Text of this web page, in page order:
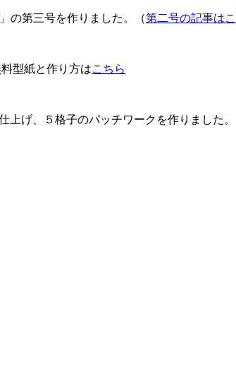
の第三号を作りました。（第二号の記事はこ
型紙と作り方は こちら
げ、５格子のパッチワークを作りました。